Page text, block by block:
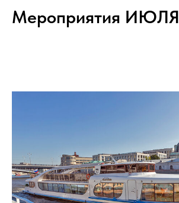
Мероприятия ИЮЛЯ